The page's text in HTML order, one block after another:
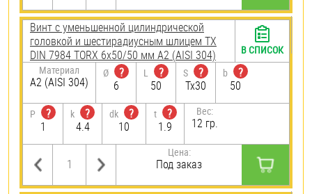
Винт с уменьшенной цилиндрической
головкой и шестирадиусным шлицем TX
DIN 7984 TORX 6х50/50 мм А2 (AISI 304)
Материал
А2 (AISI 304)
Ø
?
6
L
?
50
S
?
Tx30
b
?
50
P
?
1
k
?
4.4
dk
?
10
t
?
1.9
Вес:
12 гр.
Цена:
Под заказ
В СПИСОК